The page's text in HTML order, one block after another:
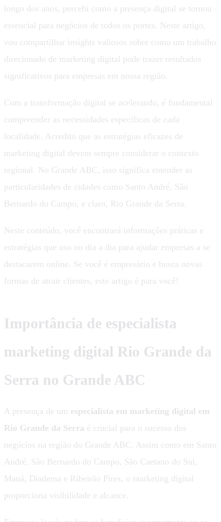
longo dos anos, percebi como a presença digital se tornou
essencial para negócios de todos os portes. Neste artigo,
vou compartilhar insights valiosos sobre como um trabalho
direcionado de marketing digital pode trazer resultados
significativos para empresas em nossa região.
Com a transformação digital se acelerando, é fundamental
compreender as necessidades específicas de cada
localidade. Acredito que as estratégias eficazes de
marketing digital devem sempre considerar o contexto
regional. No Grande ABC, isso significa entender as
particularidades de cidades como Santo André, São
Bernardo do Campo, e claro, Rio Grande da Serra.
Neste conteúdo, você encontrará informações práticas e
estratégias que uso no dia a dia para ajudar empresas a se
destacarem online. Se você é empresário e busca novas
formas de atrair clientes, este artigo é para você!
Importância de especialista
marketing digital Rio Grande da
Serra no Grande ABC
A presença de um especialista em marketing digital em
Rio Grande da Serra é crucial para o sucesso dos
negócios na região do Grande ABC. Assim como em Santo
André, São Bernardo do Campo, São Caetano do Sul,
Mauá, Diadema e Ribeirão Pires, o marketing digital
proporciona visibilidade e alcance.